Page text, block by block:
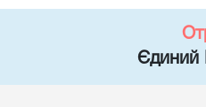
Єдиний